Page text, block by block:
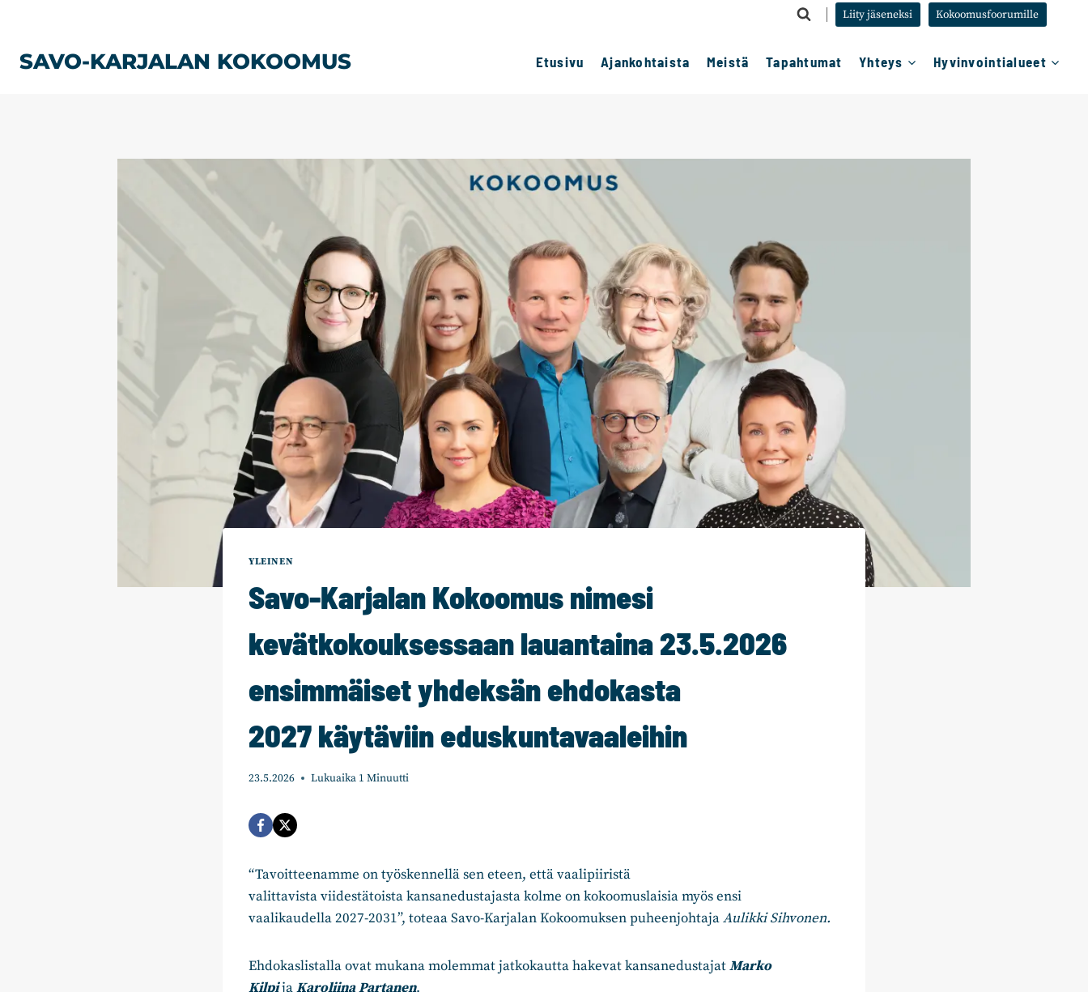
Liity jäseneksi Kokoomusfoorumille
SAVO-KARJALAN KOKOOMUS Etusivu Ajankohtaista Meistä Tapahtumat Yhteys Hyvinvointialueet
YLEINEN
Savo-Karjalan Kokoomus nimesi
kevätkokouksessaan lauantaina 23.5.2026
ensimmäiset yhdeksän ehdokasta
2027 käytäviin eduskuntavaaleihin
23.5.2026 Lukuaika 1 Minuutti
“Tavoitteenamme on työskennellä sen eteen, että vaalipiiristä
valittavista viidestätoista kansanedustajasta kolme on kokoomuslaisia myös ensi
vaalikaudella 2027-2031”, toteaa Savo-Karjalan Kokoomuksen puheenjohtajaAulikki Sihvonen.
Ehdokaslistalla ovat mukana molemmat jatkokautta hakevat kansanedustajatMarko
KilpijaKaroliina Partanen.